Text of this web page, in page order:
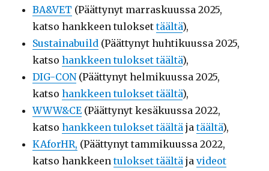
BA&VET (Päättynyt marraskuussa 2025,
katso hankkeen tuloksettäältä),
Sustainabuild (Päättynyt huhtikuussa 2025,
katsohankkeen tulokset täältä),
DIG-CON(Päättynyt helmikuussa 2025,
katsohankkeen tulokset täältä),
WWW&CE (Päättynyt kesäkuussa 2022,
katsohankkeen tulokset täältä jatäältä),
KAforHR, (Päättynyt tammikuussa 2022,
katso hankkeentulokset täältä javideot